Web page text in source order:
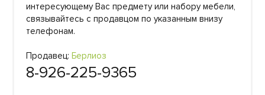
интересующему Вас предмету или набору мебели,
связывайтесь с продавцом по указанным внизу
телефонам.
Продавец: Берлиоз
8-926-225-9365